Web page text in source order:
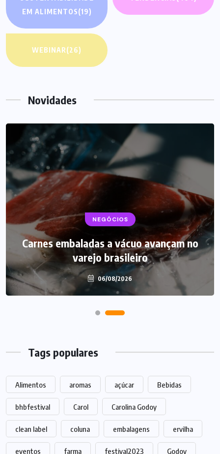
EM ALIMENTOS(19)
WEBINAR(26)
Novidades
NEGÓCIOS
Carnes embaladas a vácuo avançam no
varejo brasileiro
06/08/2026
BEBIDAS LANÇAMENTOS
Starbucks aposta em leite proteico no
Brasil
06/08/2026
Tags populares
Alimentos aromas açúcar Bebidas
bhbfestival Carol Carolina Godoy
clean label coluna embalagens ervilha
eventos farma festival2023 Godoy